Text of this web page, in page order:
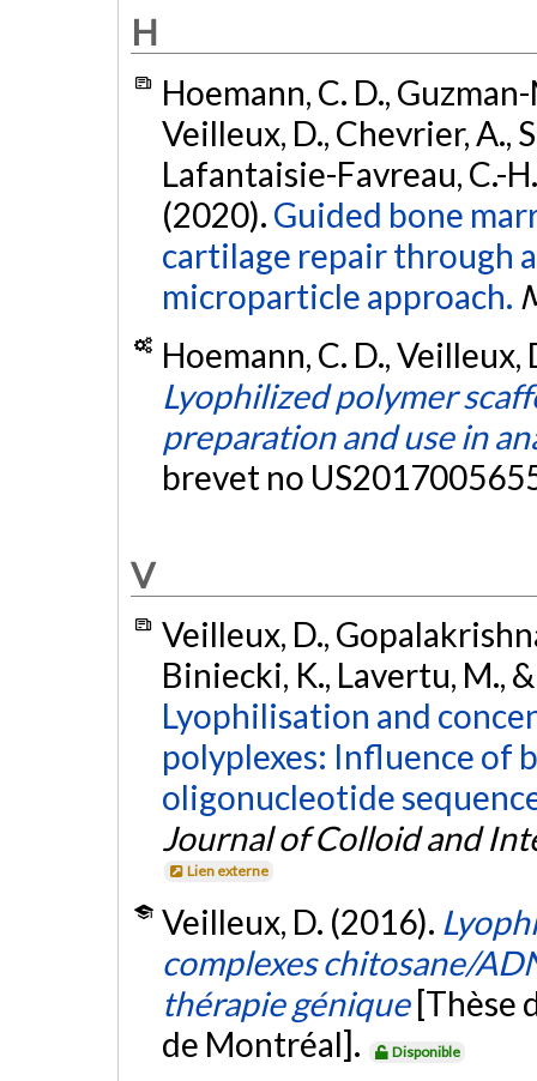
H
Hoemann, C. D.,
Veilleux, D., Chevrier, A.,
Lafantaisie-Favreau, C.-
(2020). Guided bone
cartilage repair through
microparticle approach.
Hoemann, C. D.,
Lyophilized polymer
preparation and use in
brevet no
V
Veilleux, D.,
Biniecki, K., Lavertu, M.,
Lyophilisation and
polyplexes: Influence of
oligonucleotide
Journal of Colloid and
Lien externe
Veilleux, D. (2016).
complexes chitosane/
thérapie génique [Thèse
de Montréal].
Disponible